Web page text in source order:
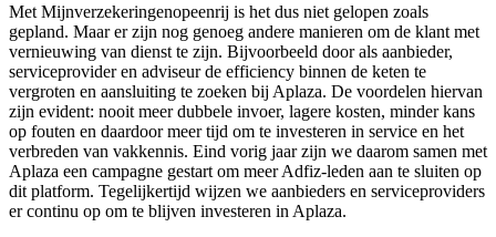
Met Mijnverzekeringenopeenrij is het dus niet gelopen zoals
gepland. Maar er zijn nog genoeg andere manieren om de klant met
vernieuwing van dienst te zijn. Bijvoorbeeld door als aanbieder,
serviceprovider en adviseur de efficiency binnen de keten te
vergroten en aansluiting te zoeken bij Aplaza. De voordelen hiervan
zijn evident: nooit meer dubbele invoer, lagere kosten, minder kans
op fouten en daardoormeer tijd om te investeren in service en het
verbreden van vakkennis. Eind vorig jaar zijn we daarom samen met
Aplaza een campagne gestart om meerAdfiz-leden aan te sluiten op
dit platform. Tegelijkertijd wijzen we aanbieders en serviceproviders
er continu op om te blijven investeren in Aplaza.